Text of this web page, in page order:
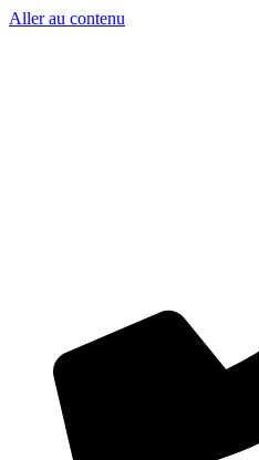
Aller au contenu